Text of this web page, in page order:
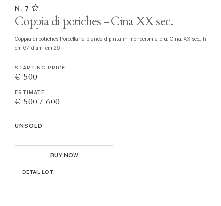
N. 7
Coppia di potiches - Cina XX sec.
Coppia di potiches Porcellana bianca dipinta in monocromia blu. Cina, XX sec., h
cm 67, diam. cm 26
STARTING PRICE
€ 500
ESTIMATE
€ 500 / 600
UNSOLD
BUY NOW
DETAIL LOT